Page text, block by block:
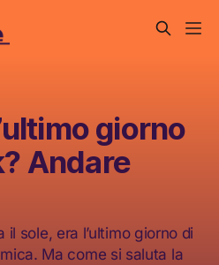
giorno
Andare
il sole, era l’ultimo giorno di
Ma come si saluta la